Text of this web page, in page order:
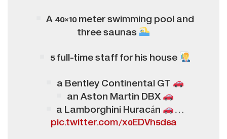
A 40×10 meter swimming pool and
three saunas
5 full-time staff for his house
a Bentley Continental GT
an Aston Martin DBX
a Lamborghini Huracán
…
pic.twitter.com/x0EDVh5d6a